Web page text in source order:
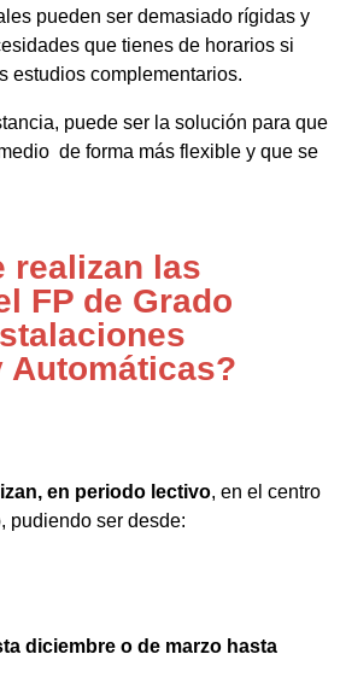
pueden ser demasiado rígidas y
que tienes de horarios si
estudios complementarios.
puede ser la solución para que
de forma más flexible y que se
realizan las
FP de Grado
Automáticas?
en periodo lectivo, en el centro
pudiendo ser desde:
diciembre o de marzo hasta